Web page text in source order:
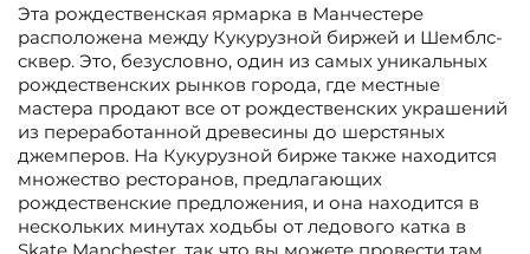
Эта рождественская ярмарка в Манчестере
расположена между Кукурузной биржей и Шемблс-
сквер. Это, безусловно, один из самых уникальных
рождественских рынков города, где местные
мастера продают все от рождественских украшений
из переработанной древесины до шерстяных
джемперов. На Кукурузной бирже также находится
множество ресторанов, предлагающих
рождественские предложения, и она находится в
нескольких минутах ходьбы от ледового катка в
Skate Manchester, так что вы можете провести там